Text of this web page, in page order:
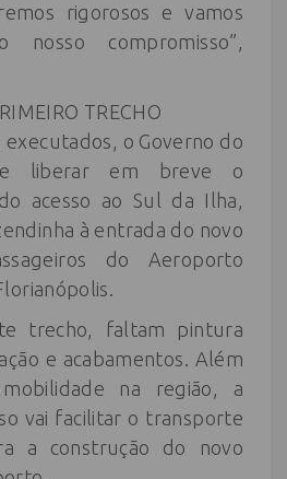
rigorosos e vamos
compromisso”,
TRECHO
executados, o Governo do
liberar em breve o
acesso ao Sul da Ilha,
à entrada do novo
do Aeroporto
trecho, faltam pintura
e acabamentos. Além
na região, a
vai facilitar o transporte
a construção do novo